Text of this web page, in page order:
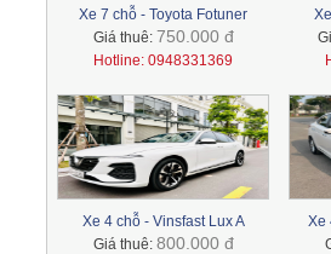
Xe 7 chỗ - Toyota Fotuner
Giá thuê: 750.000 đ
Hotline: 0948331369
Xe 4 chỗ - Vinsfast Lux A
Giá thuê: 800.000 đ
Xe